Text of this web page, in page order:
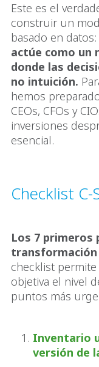
Este es el
construir un
basado en datos:
actúe como un
donde las
no intuición.
hemos
CEOs, CFOs y
inversiones
esencial.
Checklist
Los 7 primeros
checklist
objetiva el nivel
puntos más
Inventario
versión de